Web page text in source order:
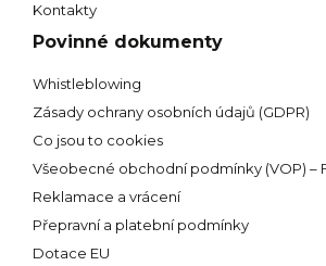
Kontakty
Povinné dokumenty
Whistleblowing
Zásady ochrany osobních údajů (GDPR)
Co jsou to cookies
Všeobecné obchodní podmínky (VOP) –
Reklamace a vrácení
Přepravní a platební podmínky
Dotace EU